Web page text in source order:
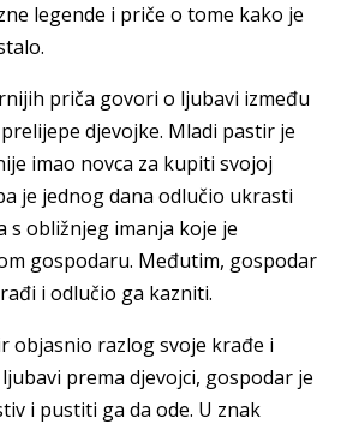
legende i priče o tome kako je
priča govori o ljubavi između
djevojke. Mladi pastir je
imao novca za kupiti svojoj
je jednog dana odlučio ukrasti
s obližnjeg imanja koje je
gospodaru. Međutim, gospodar
i odlučio ga kazniti.
objasnio razlog svoje krađe i
prema djevojci, gospodar je
i pustiti ga da ode. U znak